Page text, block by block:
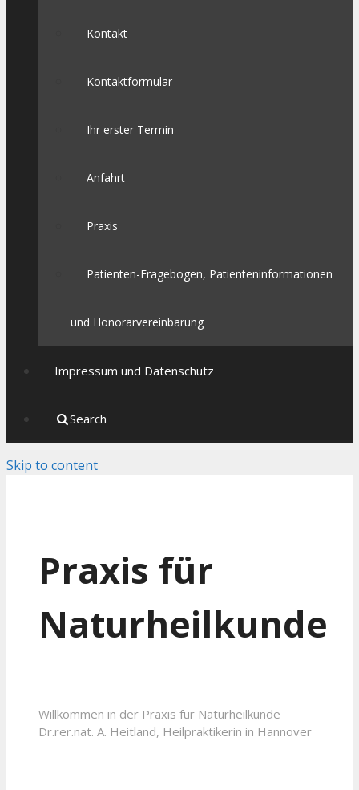
Kontakt
Kontaktformular
Ihr erster Termin
Anfahrt
Praxis
Patienten-Fragebogen, Patienteninformationen
und Honorarvereinbarung
Impressum und Datenschutz
Search
Skip to content
Praxis für
Naturheilkunde
Willkommen in der Praxis für Naturheilkunde
Dr.rer.nat. A. Heitland, Heilpraktikerin in Hannover